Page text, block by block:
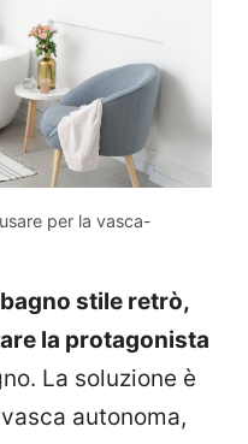
per la vasca-
stile retrò,
la protagonista
La soluzione è
autonoma,